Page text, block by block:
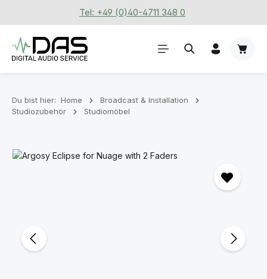
Zum Hauptinhalt springenTel: +49 (0)40-4711 348 0
Du bist hier: Home
Broadcast & Installation
Studiozubehör
Studiomöbel
Bildergalerie überspringen